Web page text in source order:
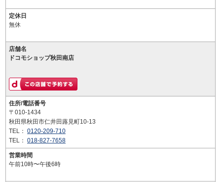
定休日
無休
店舗名
ドコモショップ秋田南店
住所/電話番号
〒010-1434
秋田県秋田市仁井田蕗見町10-13
TEL： 0120-209-710
TEL： 018-827-7658
営業時間
午前10時〜午後6時